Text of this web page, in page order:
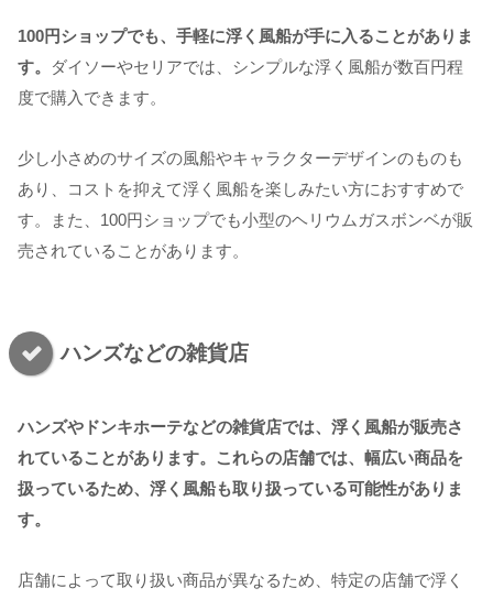
100円ショップでも、手軽に浮く風船が手に入ることがありま
す。
ダイソーやセリアでは、シンプルな浮く風船が数百円程
度で購入できます。
少し小さめのサイズの風船やキャラクターデザインのものも
あり、コストを抑えて浮く風船を楽しみたい方におすすめで
す。また、100円ショップでも小型のヘリウムガスボンベが販
売されていることがあります。
ハンズなどの雑貨店
ハンズやドンキホーテなどの雑貨店では、浮く風船が販売さ
れていることがあります。これらの店舗では、幅広い商品を
扱っているため、浮く風船も取り扱っている可能性がありま
す。
店舗によって取り扱い商品が異なるため、特定の店舗で浮く